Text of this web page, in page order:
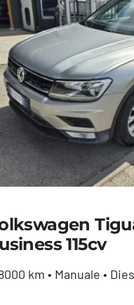
115cv
km • Manuale •